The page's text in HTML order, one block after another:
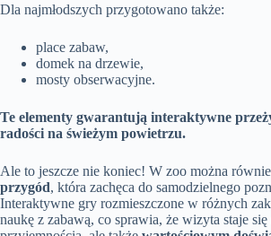
Dla najmłodszych przygotowano także:
place zabaw,
domek na drzewie,
mosty obserwacyjne.
Te elementy gwarantują interaktywne
radości na świeżym powietrzu.
Ale to jeszcze nie koniec! W zoo można
przygód, która zachęca do samodzielnego
Interaktywne gry rozmieszczone w różnych
naukę z zabawą, co sprawia, że wizyta staje